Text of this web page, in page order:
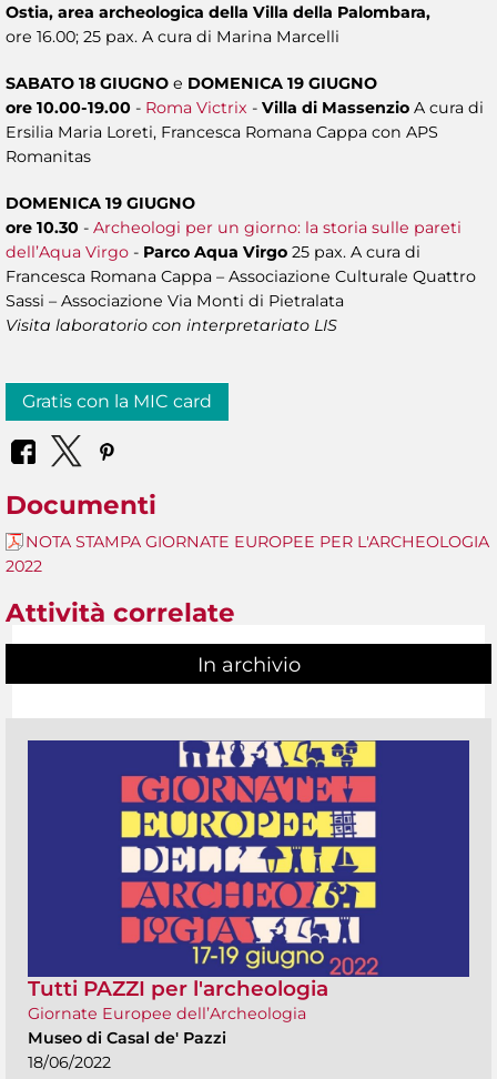
Ostia, area archeologica della Villa della Palombara,
ore 16.00; 25 pax. A cura di Marina Marcelli
SABATO 18 GIUGNO e DOMENICA 19 GIUGNO
ore 10.00-19.00 - Roma Victrix - Villa di Massenzio A cura di
Ersilia Maria Loreti, Francesca Romana Cappa con APS
Romanitas
DOMENICA 19 GIUGNO
ore 10.30 - Archeologi per un giorno: la storia sulle pareti
dell’Aqua Virgo - Parco Aqua Virgo 25 pax. A cura di
Francesca Romana Cappa – Associazione Culturale Quattro
Sassi – Associazione Via Monti di Pietralata
Visita laboratorio con interpretariato LIS
Gratis con la MIC card
Documenti
NOTA STAMPA GIORNATE EUROPEE PER L'ARCHEOLOGIA
2022
Attività correlate
In archivio
Tutti PAZZI per l'archeologia
Giornate Europee dell’Archeologia
Museo di Casal de' Pazzi
18/06/2022